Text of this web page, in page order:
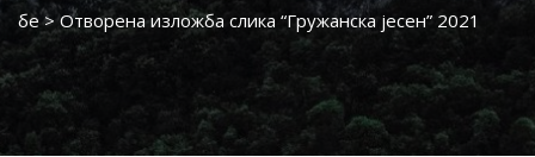
бе> Отворена изложба слика “Гружанска јесен” 2021